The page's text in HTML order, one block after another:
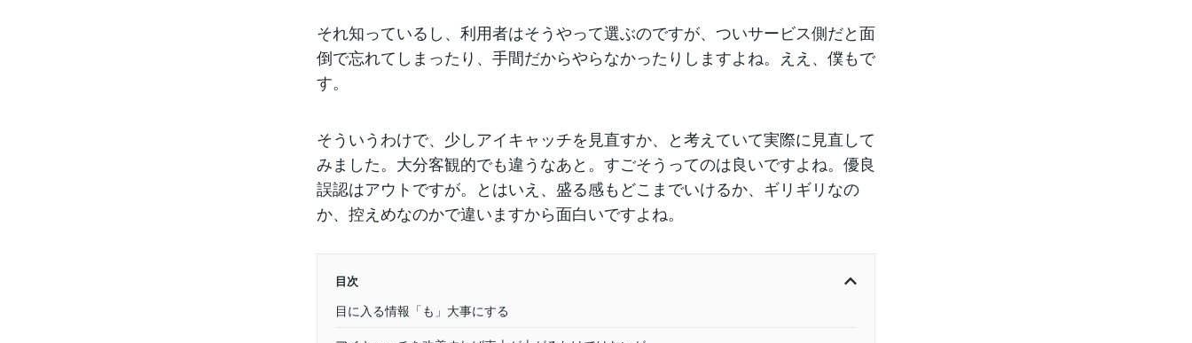
それ知っているし、利用者はそうやって選ぶのですが、ついサービス側だと面
倒で忘れてしまったり、手間だからやらなかったりしますよね。ええ、僕もで
す。
そういうわけで、少しアイキャッチを見直すか、と考えていて実際に見直して
みました。大分客観的でも違うなあと。すごそうってのは良いですよね。優良
誤認はアウトですが。とはいえ、盛る感もどこまでいけるか、ギリギリなの
か、控えめなのかで違いますから面白いですよね。
目次
目に入る情報「も」大事にする